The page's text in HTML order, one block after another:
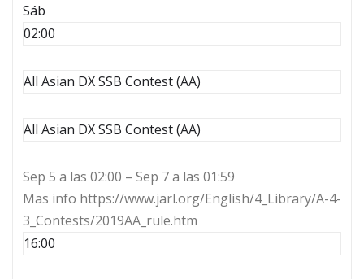
Sáb
02:00
All Asian DX SSB Contest (AA)
All Asian DX SSB Contest (AA)
Sep 5 a las 02:00 – Sep 7 a las 01:59
Mas info https://www.jarl.org/English/4_Library/A-4-
3_Contests/2019AA_rule.htm
16:00